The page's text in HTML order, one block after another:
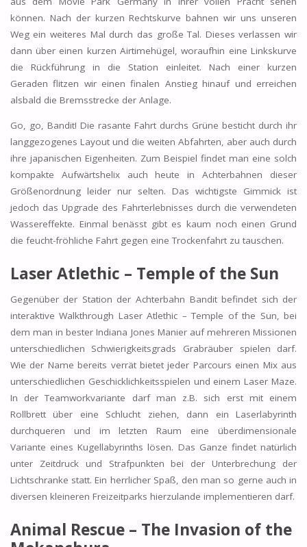
können. Nach der kurzen Rechtskurve bahnen wir uns unseren
Weg ein weiteres Mal durch das große Tal. Dieses verlassen wir
dann über einen kurzen Airtimehügel, woraufhin eine Linkskurve
die Rückführung in die Station einleitet. Nach einer kurzen
Geraden flitzen wir einen finalen Anstieg hinauf und erreichen
alsbald die Bremsstrecke der Anlage.
Go, go, Bandit! Die rasante Fahrt durchs Grüne besticht durch ihr
langgezogenes Layout und die weiten Abfahrten, aber auch durch
ihre japanischen Eigenheiten. Zum Beispiel findet man eine solch
kompakte Aufwärtshelix auch heute in Achterbahnen dieser
Größenordnung leider nur selten. Das wichtigste Gimmick ist
jedoch das Upgrade des Fahrterlebnisses durch die verwendeten
Wassereffekte. Einmal benässt gibt es kaum noch einen Grund
die feucht-fröhliche Fahrt gegen eine Trockenfahrt zu tauschen.
Laser Atlethic – Temple of the Sun
Gegenüber der Station der Achterbahn Bandit befindet sich der
interaktive Walkthrough Laser Atlethic – Temple of the Sun, bei
dem man in bester Indiana Jones Manier auf mehreren Missionen
unterschiedlichen Schwierigkeitsgrads Grabräuber spielen darf.
Wie der Name bereits verrät bietet jeder Parcours einen Mix aus
unterschiedlichen Geschicklichkeitsspielen und einem Laser Maze.
In der Teamworkvariante darf man z.B. sich erst mit einem
Rollbrett über eine Schlucht ziehen, dann ein Laserlabyrinth
durchqueren und im letzten Raum eine überdimensionale
Variante eines Kugellabyrinths lösen. Das Ganze findet natürlich
unter Zeitdruck und Strafpunkten bei der Unterbrechung der
Lichtschranke statt. Ein herrlicher Spaß, den man so gerne auch in
diversen kleineren Freizeitparks hierzulande implementieren darf.
Animal Rescue – The Invasion of the